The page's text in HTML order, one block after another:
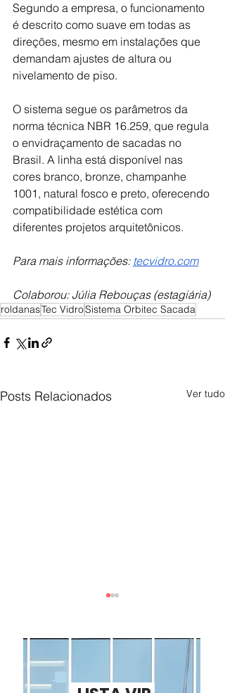
Segundo a empresa, o funcionamento
é descrito como suave em todas as
direções, mesmo em instalações que
demandam ajustes de altura ou
nivelamento de piso.
O sistema segue os parâmetros da
norma técnica NBR 16.259, que regula
o envidraçamento de sacadas no
Brasil. A linha está disponível nas
cores branco, bronze, champanhe
1001, natural fosco e preto, oferecendo
compatibilidade estética com
diferentes projetos arquitetônicos.
Para mais informações: tecvidro.com
Colaborou: Júlia Rebouças (estagiária)
roldanasTec VidroSistema Orbitec Sacada
Posts Relacionados Ver tudo